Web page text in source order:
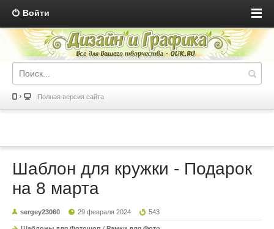
Войти
Полная версия сайта
Шаблон для кружки - Подарок
на 8 марта
sergey23060 29 февраля 2024 543